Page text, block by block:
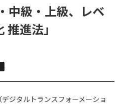
中級・上級、レベ
進法」
ジタルトランスフォーメーショ